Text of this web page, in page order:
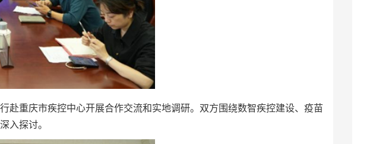
赴重庆市疾控中心开展合作交流和实地调研。双方围绕数智疾控建设、疫苗
入探讨。